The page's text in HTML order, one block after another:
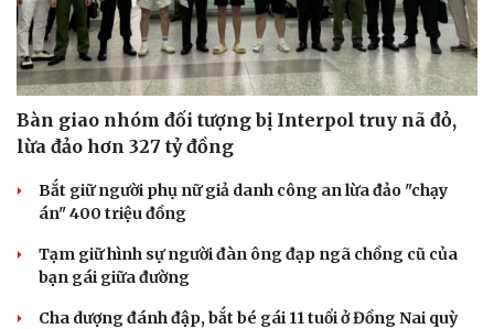
Bàn giao nhóm đối tượng bị Interpol truy nã đỏ,
lừa đảo hơn 327 tỷ đồng
Bắt giữ người phụ nữ giả danh công an lừa đảo "chạy
án" 400 triệu đồng
Tạm giữ hình sự người đàn ông đạp ngã chồng cũ của
bạn gái giữa đường
Cha dượng đánh đập, bắt bé gái 11 tuổi ở Đồng Nai quỳ